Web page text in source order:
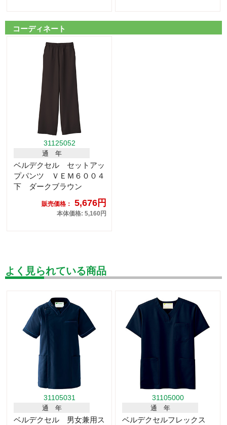
コーディネート
31125052
通 年
ベルデクセル セットアッ
プパンツ ＶＥＭ６００４
下 ダークブラウン
販売価格： 5,676円
本体価格: 5,160円
よく見られている商品
31105031
通 年
ベルデクセル 男女兼用ス
31105000
通 年
ベルデクセルフレックス